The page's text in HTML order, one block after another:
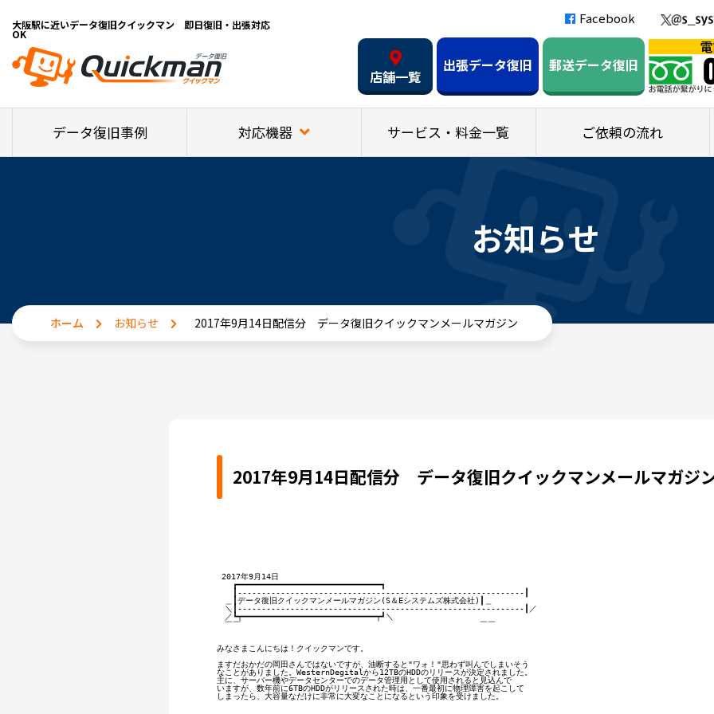
大阪駅に近いデータ復旧クイックマン 即日復旧・出張対応
OK
Facebook
店舗一覧
出張データ復旧 郵送データ復旧
データ復旧事例 対応機器 サービス・料金一覧 ご依頼の流れ
お知らせ
ホーム お知らせ 2017年9月14日配信分 データ復旧クイックマンメールマガジン
2017年9月14日配信分 データ復旧クイックマンメールマガジ
2017年9月14日
┏━━━━━━━━━━━━━━━━━━━━━━━━━━━━━━┓
┃------------------------------------------------------------┃
＿┃データ復旧クイックマンメールマガジン(S＆Eシステムズ株式会社)┃＿
＼┃------------------------------------------------------------┃／
／┗┯━━━━━━━━━━━━━━━━━━━━━━━━━━━━┯┛＼
￣￣　　　　　　　　　　　　　　　　　　　　　　　　　　　　　　￣￣
みなさまこんにちは！クイックマンです。
ますだおかだの岡田さんではないですが、油断すると"ワォ！"思わず叫んでしまいそう
なことがありました。WesternDegitalから12TBのHDDのリリースが決定されました。
主に、サーバー機やデータセンターでのデータ管理用として使用されると見込んで
いますが、数年前に6TBのHDDがリリースされた時は、一番最初に物理障害を起こして
しまったら、大容量なだけに非常に大変なことになるという印象を受けました。